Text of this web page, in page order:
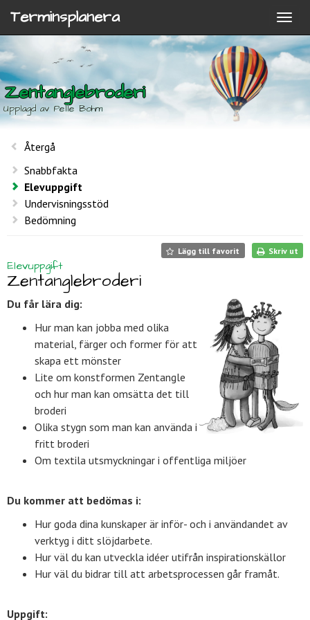
Terminsplanera
Zentanglebroderi
Upplagd av Pelle Bohm
Återgå
Snabbfakta
Elevuppgift
Undervisningsstöd
Bedömning
Lägg till favorit Skriv ut
Elevuppgift
Zentanglebroderi
Du får lära dig:
Hur man kan jobba med olika
material, färger och former för att
skapa ett mönster
Lite om konstformen Zentangle
och hur man kan omsätta det till
broderi
Olika stygn som man kan använda i
fritt broderi
Om textila utsmyckningar i offentliga miljöer
Du kommer att bedömas i:
Hur goda dina kunskaper är inför- och i användandet av
verktyg i ditt slöjdarbete.
Hur väl du kan utveckla idéer utifrån inspirationskällor
Hur väl du bidrar till att arbetsprocessen går framåt.
Uppgift: